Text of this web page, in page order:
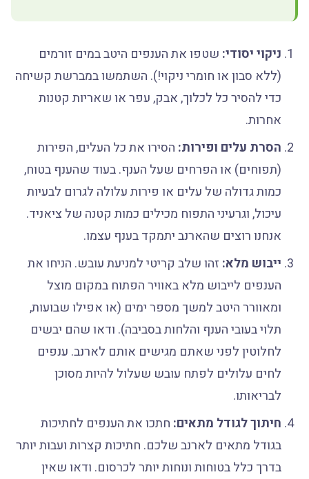
ניקוי יסודי:שטפו את הענפים היטב במים זורמים
(ללא סבון או חומרי ניקוי!). השתמשו במברשת קשיחה
כדי להסיר כל לכלוך, אבק, עפר או שאריות קטנות
אחרות.
הסרת עלים ופירות:הסירו את כל העלים, הפירות
(תפוחים) או הפרחים שעל הענף. בעוד שהענף בטוח,
כמות גדולה של עלים או פירות עלולה לגרום לבעיות
עיכול, וגרעיני התפוח מכילים כמות קטנה של ציאניד.
אנחנו רוצים שהארנב יתמקד בענף עצמו.
ייבוש מלא:זהו שלב קריטי למניעת עובש. הניחו את
הענפים לייבוש מלא באוויר הפתוח במקום מוצל
ומאוורר היטב למשך מספר ימים (או אפילו שבועות,
תלוי בעובי הענף והלחות בסביבה). ודאו שהם יבשים
לחלוטין לפני שאתם מגישים אותם לארנב. ענפים
לחים עלולים לפתח עובש שעלול להיות מסוכן
לבריאותו.
חיתוך לגודל מתאים:חתכו את הענפים לחתיכות
בגודל מתאים לארנב שלכם. חתיכות קצרות ועבות יותר
בדרך כלל בטוחות ונוחות יותר לכרסום. ודאו שאין